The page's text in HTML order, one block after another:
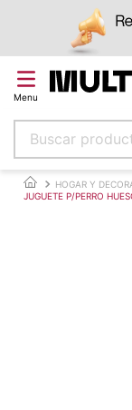
Buscar productos...
HOGAR Y
JUGUETE P/PERRO
Términos más